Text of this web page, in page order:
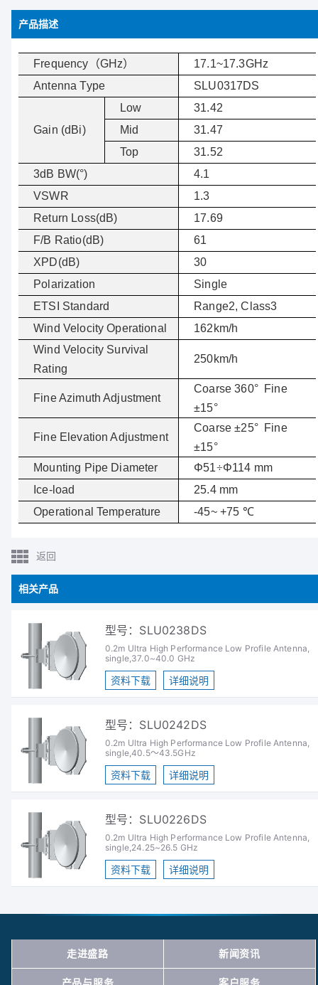
产品描述
Frequency （GHz）
17.1~17.3GHz
Antenna Type
SLU0317DS
Gain (dBi)
Low
31.42
Mid
31.47
Top
31.52
3dB BW(°)
4.1
VSWR
1.3
Return Loss(dB)
17.69
F/B Ratio(dB)
61
XPD(dB)
30
Polarization
Single
ETSI Standard
Range2, Class3
Wind Velocity Operational
162km/h
Wind Velocity Survival
Rating
250km/h
Fine Azimuth Adjustment
Coarse 360° Fine
±15°
Fine Elevation Adjustment
Coarse ±25° Fine
±15°
Mounting Pipe Diameter
Φ51÷Φ114 mm
Ice-load
25.4 mm
Operational Temperature
-45~ +75 ℃
返回
相关产品
型号：SLU0238DS
0.2m Ultra High Performance Low Profile Antenna,
single,37.0~40.0 GHz
资料下载 详细说明
型号：SLU0242DS
0.2m Ultra High Performance Low Profile Antenna,
single,40.5～43.5GHz
资料下载 详细说明
型号：SLU0226DS
0.2m Ultra High Performance Low Profile Antenna,
single,24.25~26.5 GHz
资料下载 详细说明
走进盛路 新闻资讯
产品与服务 客户服务